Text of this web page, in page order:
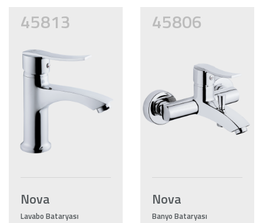
45813
Nova
Lavabo Bataryası
45806
Nova
Banyo Bataryası